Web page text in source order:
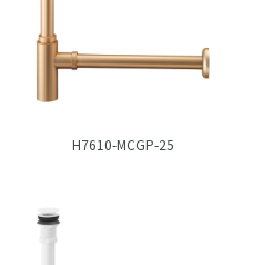
H7610-MCGP-25